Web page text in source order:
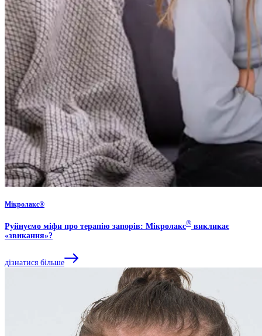
Мікролакс®
Руйнуємо міфи про терапію запорів: Мікролакс® викликає
«звикання»?
дізнатися більше